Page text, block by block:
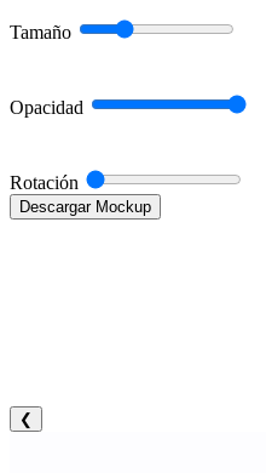
Tamaño
Opacidad
Rotación
Descargar Mockup
❮